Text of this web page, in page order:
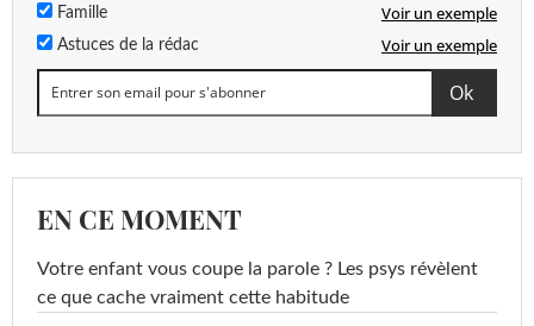
Famille Voir un exemple
Astuces de la rédac Voir un exemple
EN CE MOMENT
Votre enfant vous coupe la parole ? Les psys révèlent
ce que cache vraiment cette habitude